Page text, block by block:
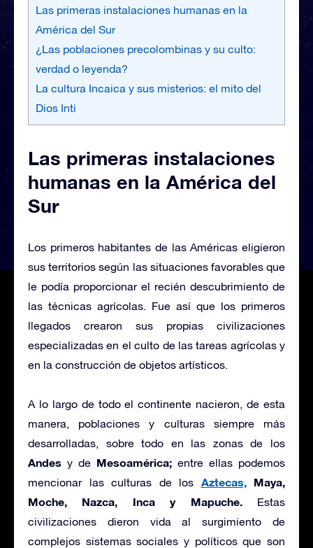
Las primeras instalaciones humanas en la
América del Sur
¿Las poblaciones precolombinas y su culto:
verdad o leyenda?
La cultura Incaica y sus misterios: el mito del
Dios Inti
Las primeras instalaciones
humanas en la América del
Sur
Los primeros habitantes de las Américas eligieron
sus territorios según las situaciones favorables que
le podía proporcionar el recién descubrimiento de
las técnicas agrícolas. Fue así que los primeros
llegados crearon sus propias civilizaciones
especializadas en el culto de las tareas agrícolas y
en la construcción de objetos artísticos.
A lo largo de todo el continente nacieron, de esta
manera, poblaciones y culturas siempre más
desarrolladas, sobre todo en las zonas de los
Andes y de Mesoamérica; entre ellas podemos
mencionar las culturas de los Aztecas,
Maya,
Moche, Nazca, Inca y Mapuche.Estas
civilizaciones dieron vida al surgimiento de
complejos sistemas sociales y políticos que son